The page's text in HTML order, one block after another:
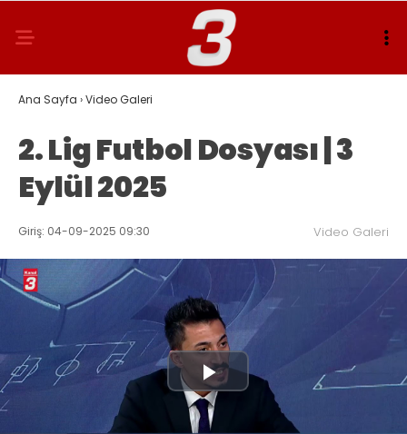
Ana Sayfa ›Video Galeri
2. Lig Futbol Dosyası | 3
Eylül 2025
Giriş: 04-09-2025 09:30 Video Galeri
Play